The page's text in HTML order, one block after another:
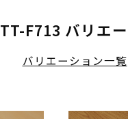
F713 バリエ
バリエーション一覧